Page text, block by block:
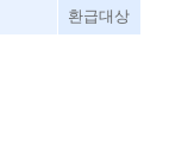
환급대상